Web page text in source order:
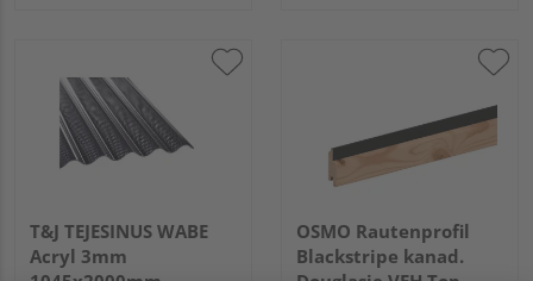
T&J TEJESINUS WABE
Acryl 3mm
OSMO Rautenprofil
Blackstripe kanad.